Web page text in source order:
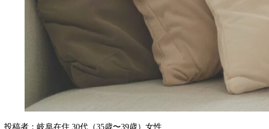
投稿者：岐阜在住 30代（35歳〜39歳）女性